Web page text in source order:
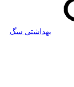
بهداشتی سگ